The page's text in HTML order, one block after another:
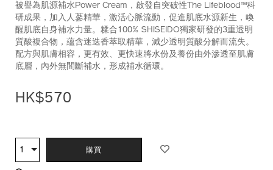
被譽為肌源補水Power Cream，啟發自突破性The Lifeblood™️科
研成果，加入人蔘精華，激活心脈流動，促進肌底水源新生，喚
醒肌底自身補水力量。糅合100% SHISEIDO獨家研發的3重透明
質酸複合物，蘊含迷迭香萃取精華，減少透明質酸分解而流失。
配方與肌膚相容，更有效、更快速將水份及養份由外滲透至肌膚
底層，內外無間斷補水，形成補水循環。
HK$570
TO
CART
ACTIONS
數
量
1 購買